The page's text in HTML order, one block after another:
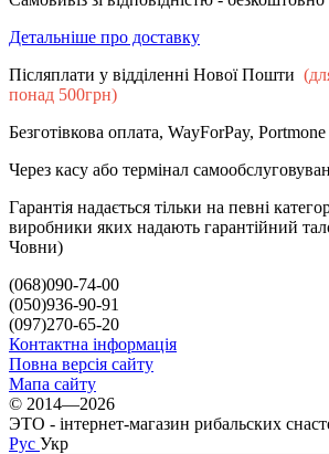
Детальніше про доставку
Післяплати у відділенні Нової Пошти
понад 500грн)
Безготівкова оплата, WayForPay, Portmone
Через касу або термінал
Гарантія надається тільки на певні
виробники яких надають гарантійний
Човни)
(068)090-74-00
(050)936-90-91
(097)270-65-20
Контактна інформація
Повна версія сайту
Мапа сайту
© 2014—2026
ЭТО - інтернет-магазин рибальских
Рус Укр